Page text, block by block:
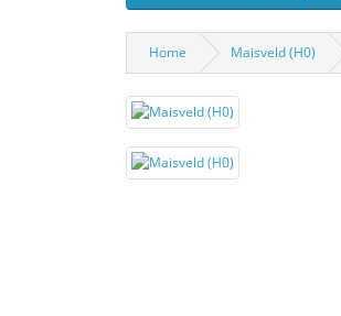
Home Maisveld (H0)